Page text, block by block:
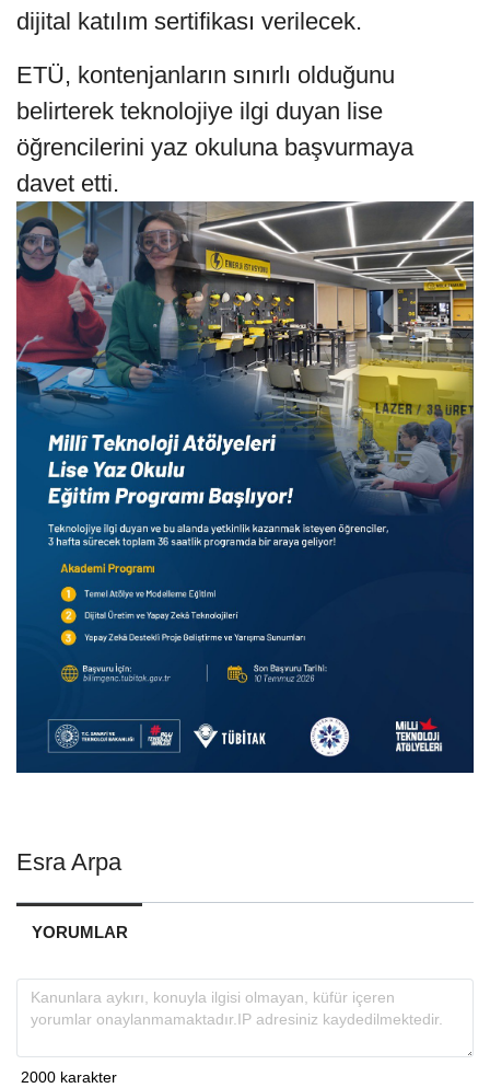
dijital katılım sertifikası verilecek.
ETÜ, kontenjanların sınırlı olduğunu
belirterek teknolojiye ilgi duyan lise
öğrencilerini yaz okuluna başvurmaya
davet etti.
Esra Arpa
YORUMLAR